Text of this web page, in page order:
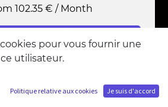
102.35 € / Month
Add to Cartpour vous fournir une
utilisateur.
Politique relative aux cookies Je suis d'accord